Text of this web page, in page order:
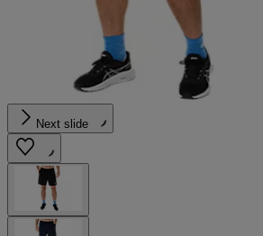
Next slide